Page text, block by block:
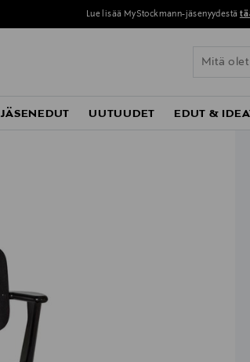
Lue lisää MyStockmann-jäsenyydestä
JÄSENEDUT UUTUUDET EDUT &